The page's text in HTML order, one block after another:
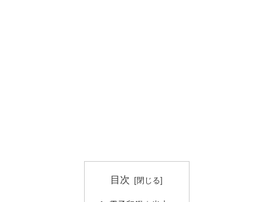
目次